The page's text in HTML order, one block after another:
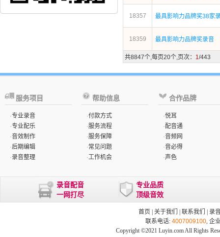
18357 最具影响力品牌奖38家
18359 最具影响力品牌奖录音
共8847个,每页20个,页次： 1/443
服务项目
·专业录音
·专业配乐
·音效制作
·后期编辑
·录音整理
帮助信息
·付款方式
·服务流程
·服务保障
·常见问题
·工作机会
合作品牌
·悦耳
·配音通
·音频网
·音必得
·声色
录音配音
一网打尽
专业品质
顶级音效
首页 关于我们 联系我们
录
联系电话: 4007009100, 企
Copyright ©2021 Luyin.com All Rights